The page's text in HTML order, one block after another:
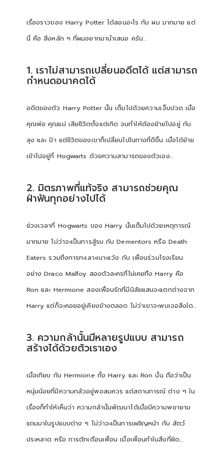
เรื่องราวของ Harry Potter ได้สอนอะไร กับ ผม มากมาย แต่
นี่ คือ สิ่งหลัก ๆ ที่ผมอยากมานำเสนอ ครับ…
1. เราไม่สามารถเปลี่ยนอดีตได้ แต่สามารถ
กำหนดอนาคตได้
อดีตของตัว Harry Potter นั้น เต็มไปด้วยความเจ็บปวด เมื่อ
คุณพ่อ คุณแม่ เสียชีวิตตั้งแต่เกิด จนทำให้ต้องย้ายไปอยู่ กับ
ลุง และ ป้า แต่ชีวิตของเขาก็เปลี่ยนไปในทางที่ดีขึ้น เมื่อได้ย้าย
เข้าไปอยู่ที่ Hogwarts ด้วยความสามารถของตัวเอง…
2. มิตรภาพที่แท้จริง สามารถช่วยคุณ
ฝ่าฟันทุกอย่างไปได้
ช่วงเวลาที่ Hogwarts ของ Harry นั้นเต็มไปด้วยเหตุการณ์
มากมาย ไม่ว่าจะเป็นการสู้รบ กับ Dementors หรือ Death
Eaters รวมถึงการทะเลาะเบาะแว้ง กับ เพื่อนร่วมโรงเรียน
อย่าง Draco Malfoy สองตัวละครที่ไม่เคยทิ้ง Harry คือ
Ron และ Hermione สองเพื่อนรักที่มีนิสัยแสนจะแตกต่างจาก
Harry แต่ก็จะคอยอยู่เคียงข้างตลอด ไม่ว่าเขาจะพบเจอสิ่งใด…
3. ความกล้านั้นมีหลายรูปแบบ สามารถ
สร้างได้ด้วยตัวเราเอง
เมื่อเทียบ กับ Hermione ทั้ง Harry และ Ron นั้น ถือว่าเป็น
หนุ่มน้อยที่มีความกลัวอยู่พอสมควร แต่สถานการณ์ ต่าง ๆ ใน
เรื่องก็ทำให้เห็นว่า ความกล้านั้นพัฒนาได้เมื่อมีความพยายาม
แถมมาในรูปแบบต่าง ๆ ไม่ว่าจะเป็นการเผชิญหน้า กับ สัตว์
ประหลาด หรือ การตักเตือนเพื่อน เมื่อเพื่อนทำในสิ่งที่ผิด…